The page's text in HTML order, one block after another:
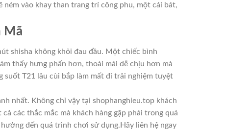
vào khay than trang trí công phu, một cái bát,
Mã
shisha không khỏi đau đầu. Một chiếc bình
thấy hưng phấn hơn, thoải mái dễ chịu hơn mà
suốt T21 lâu cùi bắp làm mất đi trải nghiệm tuyệt
nhất. Không chỉ vậy tại shophanghieu.top khách
các thắc mắc mà khách hàng gặp phải trong quá
đến quá trình chơi sử dụng.Hãy liên hệ ngay